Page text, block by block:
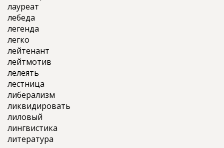
лауреат
лебеда
легенда
легко
лейтенант
лейтмотив
лелеять
лестница
либерализм
ликвидировать
лиловый
лингвистика
литература